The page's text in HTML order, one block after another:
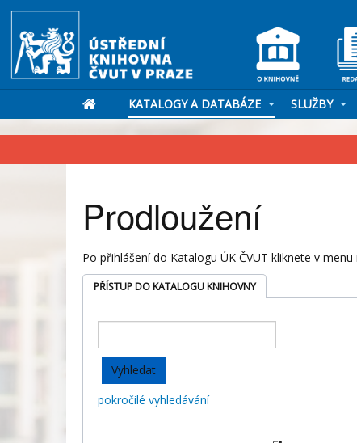
KATALOGY A DATABÁZE SLUŽBY
Prodloužení
Po přihlášení do Katalogu ÚK ČVUT kliknete v
PŘÍSTUP DO KATALOGU KNIHOVNY
pokročilé vyhledávání